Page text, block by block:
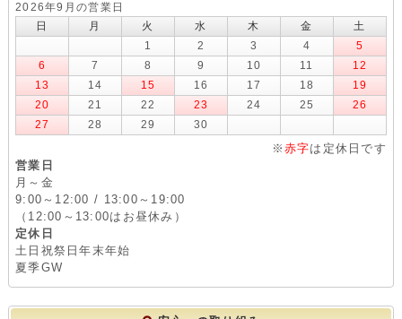
2026年9月の営業日
日
月 火 水 木 金
土
1
2 3 4
5
6
7 8 9 10 11
12
13
14 15 16 17 18
19
20
21 22 23 24 25
26
27
28 29 30
※ 赤字は定休日です
営業日
月～金
9:00～12:00 / 13:00～19:00
（12:00～13:00はお昼休み）
定休日
土日祝祭日年末年始
夏季GW